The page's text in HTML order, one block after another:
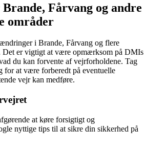
Fårvang og andre
områder
i Brande, Fårvang og flere
Det er vigtigt at være opmærksom på DMIs
du kan forvente af vejrforholdene. Tag
for at være forberedt på eventuelle
vejr kan medføre.
at køre forsigtigt og
nyttige tips til at sikre din sikkerhed på